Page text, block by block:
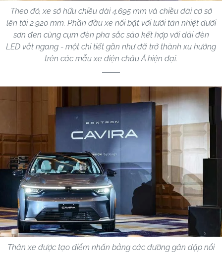
Theo đó, xe sở hữu chiều dài 4.695 mm và chiều dài cơ sở
lên tới 2.920 mm. Phần đầu xe nổi bật với lưới tản nhiệt dưới
sơn đen cùng cụm đèn pha sắc sảo kết hợp với dải đèn
LED vắt ngang - một chi tiết gần như đã trở thành xu hướng
trên các mẫu xe điện châu Á hiện đại.
Thân xe được tạo điểm nhấn bằng các đường gân dập nổi